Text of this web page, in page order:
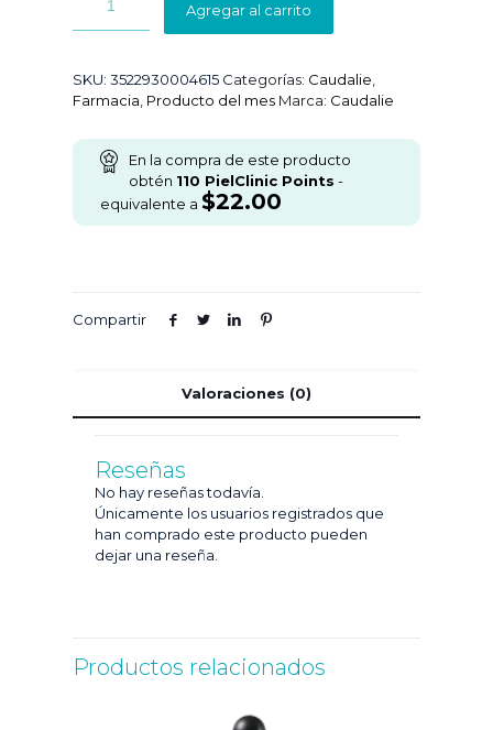
Agregar al carrito
SKU: 3522930004615 Categorías: Caudalie
Farmacia Producto del mes Marca: Caudalie
En la compra de este producto
obtén 110 PielClinic Points -
equivalente a $22.00
Compartir
Valoraciones (0)
Reseñas
No hay reseñas todavía.
Únicamente los usuarios registrados que
han comprado este producto pueden
dejar una reseña.
Productos relacionados